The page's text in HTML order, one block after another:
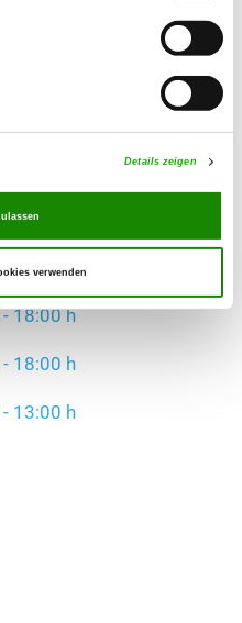
Details zeigen
verwenden
mit dem Hund
18:00 h
13:00 h
18:00 h
18:00 h
13:00 h